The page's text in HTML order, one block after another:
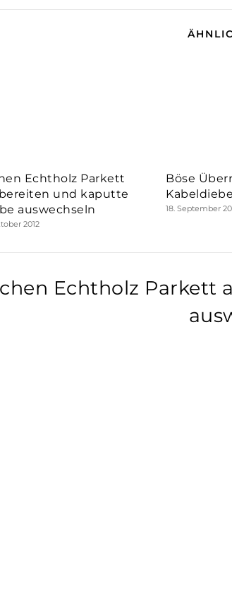
Echtholz Parkett
und kaputte
auswechseln
2012
Böse
18. September
Echtholz Parkett